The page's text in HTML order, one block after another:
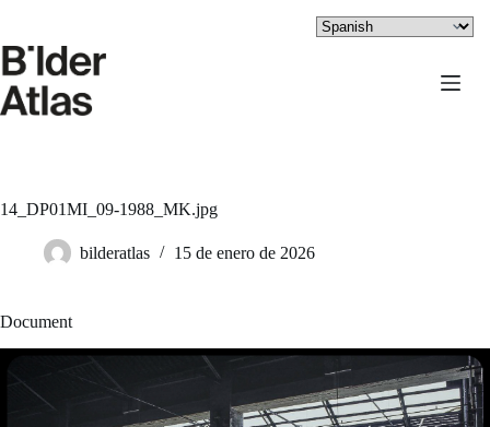
contenido
14_DP01MI_09-1988_MK.jpg
bilderatlas 15 de enero de 2026
Document